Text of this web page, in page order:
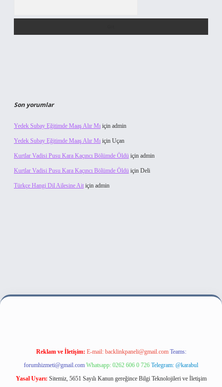
Son yorumlar
Yedek Subay Eğitimde Maaş Alır Mı için admin
Yedek Subay Eğitimde Maaş Alır Mı için Uçan
Kurtlar Vadisi Pusu Kara Kaçıncı Bölümde Öldü için admin
Kurtlar Vadisi Pusu Kara Kaçıncı Bölümde Öldü için Deli
Türkçe Hangi Dil Ailesine Ait için admin
bahis sitesi
Reklam ve İletişim: E-mail: backlinkpaneli@gmail.com Teams:
forumhizmeti@gmail.com Whatsapp: 0262 606 0 726 Telegram: @karabul
Yasal Uyarı: Sitemiz, 5651 Sayılı Kanun gereğince Bilgi Teknolojileri ve İletişim